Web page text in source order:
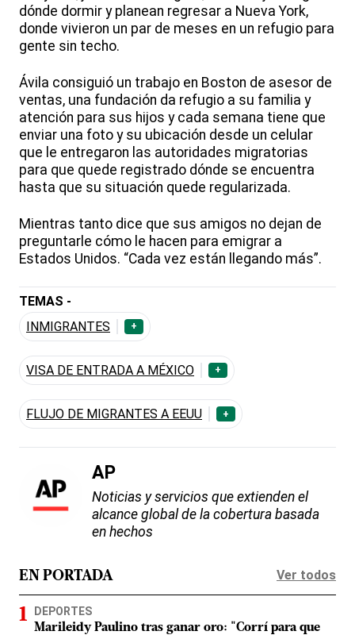
dónde dormir y planean regresar a Nueva York,
donde vivieron un par de meses en un refugio para
gente sin techo.
Ávila consiguió un trabajo en Boston de asesor de
ventas, una fundación da refugio a su familia y
atención para sus hijos y cada semana tiene que
enviar una foto y su ubicación desde un celular
que le entregaron las autoridades migratorias
para que quede registrado dónde se encuentra
hasta que su situación quede regularizada.
Mientras tanto dice que sus amigos no dejan de
preguntarle cómo le hacen para emigrar a
Estados Unidos. “Cada vez están llegando más”.
TEMAS -
INMIGRANTES
+
VISA DE ENTRADA A MÉXICO +
FLUJO DE MIGRANTES A EEUU +
AP
Noticias y servicios que extienden el
alcance global de la cobertura basada
en hechos
EN PORTADA Ver todos
DEPORTES
Marileidy Paulino tras ganar oro: "Corrí para que